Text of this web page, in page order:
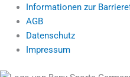
Informationen zur
AGB
Datenschutz
Impressum